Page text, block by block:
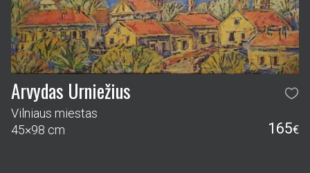
Arvydas Urniežius
Vilniaus miestas
45×98 cm
165€